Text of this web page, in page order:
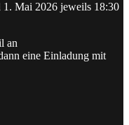
Mai 2026 jeweils 18:30
an
eine Einladung mit